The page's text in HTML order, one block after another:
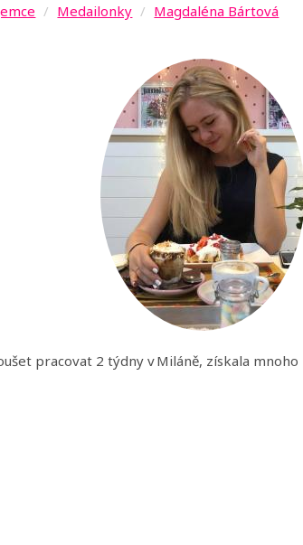
Medailonky Magdaléna Bártová
pracovat 2 týdny v Miláně, získala